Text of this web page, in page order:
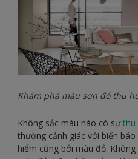
Khám phá màu sơn đỏ thu
Không sắc màu nào có sựthu
thường cảnh giác với biển
hiểm cũng bởi màu đỏ.